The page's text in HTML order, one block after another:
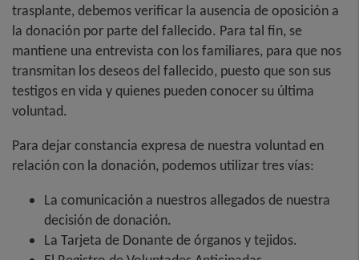
trasplante, debemos verificar la ausencia de oposición a
la donación por parte del fallecido. Para tal fin, se
mantiene una entrevista con los familiares, para que nos
transmitan los deseos del fallecido, puesto que son sus
testigos en vida y quienes pueden conocer su última
voluntad.
Para dejar constancia expresa de nuestra voluntad en
relación con la donación, podemos utilizar tres vías:
La comunicación a nuestros allegados de nuestra
decisión de donación.
La Tarjeta de Donante de órganos y tejidos.